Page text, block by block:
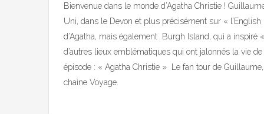
Bienvenue dans le monde d’Agatha Christie !
Uni, dans le Devon et plus précisément sur «
d’Agatha, mais également Burgh Island, qui a
d’autres lieux emblématiques qui ont jalonnés la vie
épisode : « Agatha Christie » Le fan tour de
chaine Voyage.